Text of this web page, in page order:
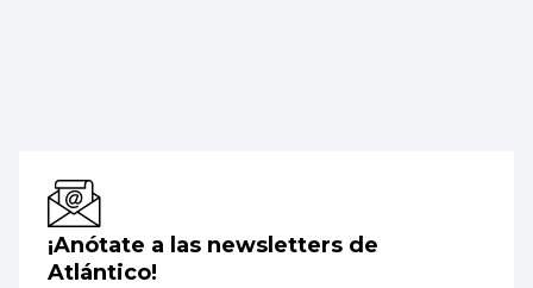
¡Anótate a las newsletters de
Atlántico!